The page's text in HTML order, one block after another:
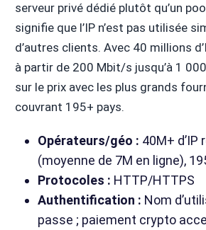
serveur privé dédié plutôt qu’un
signifie que l’IP n’est pas utilisée
d’autres clients. Avec 40 millions
à partir de 200 Mbit/s jusqu’à 1
sur le prix avec les plus grands
couvrant 195+ pays.
Opérateurs/géo : 40M+
(moyenne de 7M en ligne),
Protocoles : HTTP/HTTPS
Authentification : Nom
passe ; paiement crypto